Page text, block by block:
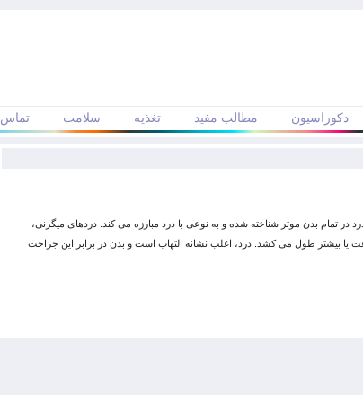
دکوراسیون مطالب مفید تغذیه سلامت تماس
در تمام بدن موثر شناخته شده و به نوعی با درد مبارزه می کند. دردهای میگرنی،
دردهای مزمن، دردهای مفاصل و آرتریت اغلب 24 ساعت یا بیشتر طول می کشد. درد، اغلب نشانه التهاب است و بدن در برابر این جراحت